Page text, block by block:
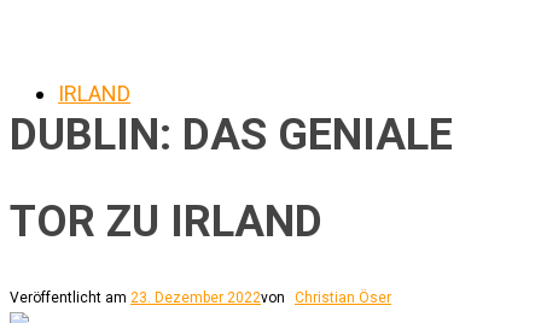
IRLAND
DUBLIN: DAS GENIALE
TOR ZU IRLAND
Veröffentlicht am 23. Dezember 2022von Christian Öser